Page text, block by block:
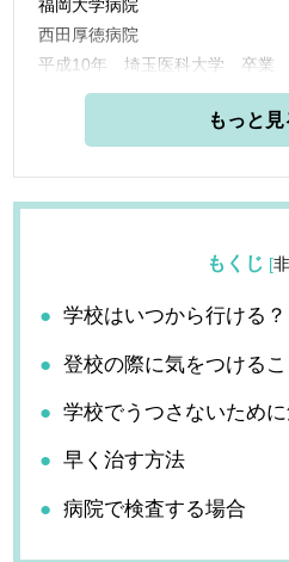
福岡大学病院
西田厚徳病院
平成10年 埼玉医科大学 卒業
平成10年 福岡大学病院 臨床
平成12年 福岡大学病院 呼吸器
もくじ [
学校はいつから行ける？
登校の際に気をつけるこ
学校でうつさないため
早く治す方法
病院で検査する場合